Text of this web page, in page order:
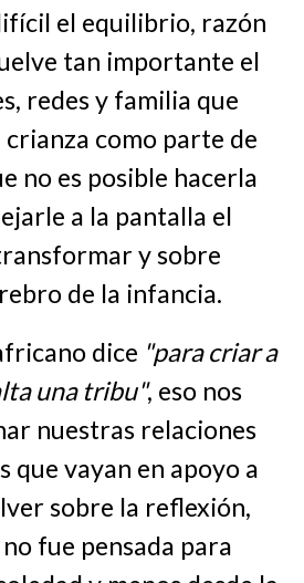
el equilibrio, razón
tan importante el
redes y familia que
como parte de
no es posible hacerla
a la pantalla el
y sobre
de la infancia.
dice "para criar a
una tribu", eso nos
nuestras relaciones
que vayan en apoyo a
sobre la reflexión,
fue pensada para